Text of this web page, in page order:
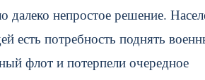
непростое решение.
есть потребность поднять
флот и потерпели очередное